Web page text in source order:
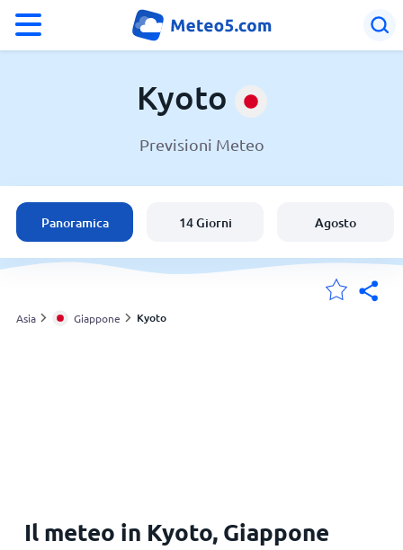
Giappone
Italia
Svizzera
Kyoto
Previsioni Meteo
Panoramica 14 Giorni Agosto
Asia Giappone Kyoto
Il meteo in Kyoto, Giappone